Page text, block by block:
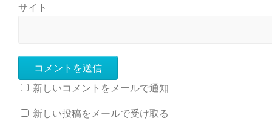
サイト
新しいコメントをメールで通知
新しい投稿をメールで受け取る